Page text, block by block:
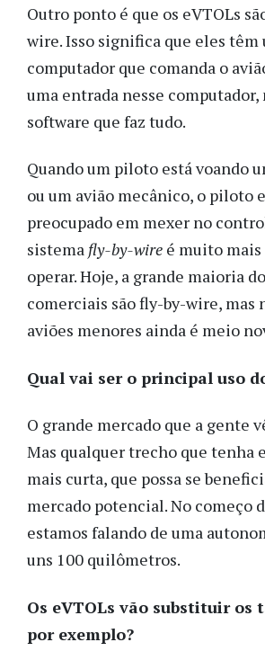
Outro ponto é que os eVTOLs
wire. Isso significa que eles têm
computador que comanda o
uma entrada nesse computador,
software que faz tudo.
Quando um piloto está voando
ou um avião mecânico, o piloto
preocupado em mexer no
sistema fly-by-wire é muito
operar. Hoje, a grande maioria
comerciais são fly-by-wire, mas
aviões menores ainda é meio
Qual vai ser o principal uso
O grande mercado que a gente
Mas qualquer trecho que tenha
mais curta, que possa se
mercado potencial. No começo
estamos falando de uma
uns 100 quilômetros.
Os eVTOLs vão substituir os
por exemplo?